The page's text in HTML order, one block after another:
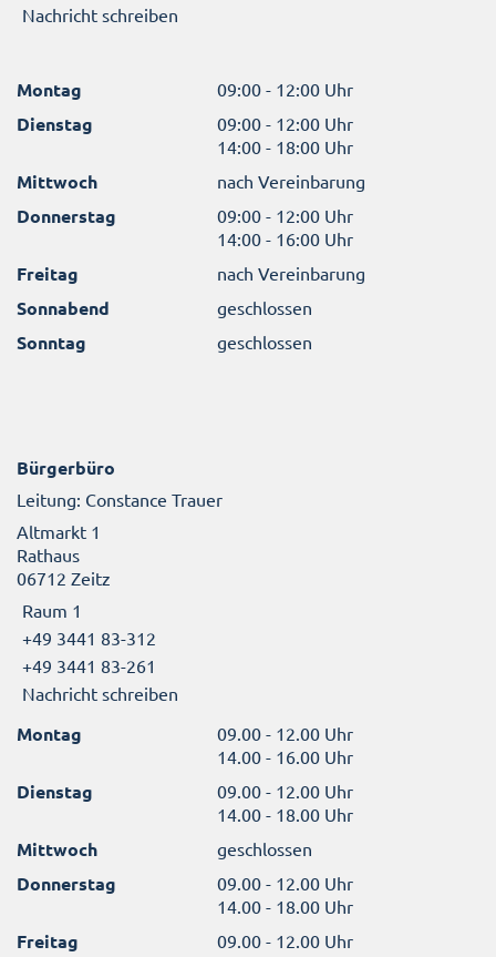
Nachricht schreiben
Montag 09:00 - 12:00 Uhr
Dienstag
09:00 - 12:00 Uhr
14:00 - 18:00 Uhr
Mittwoch nach Vereinbarung
Donnerstag
09:00 - 12:00 Uhr
14:00 - 16:00 Uhr
Freitag nach Vereinbarung
Sonnabend geschlossen
Sonntag geschlossen
Bürgerbüro
Leitung: Constance Trauer
Altmarkt 1
Rathaus
06712 Zeitz
Raum 1
+49 3441 83-312
+49 3441 83-261
Nachricht schreiben
Montag
09.00 - 12.00 Uhr
14.00 - 16.00 Uhr
Dienstag
09.00 - 12.00 Uhr
14.00 - 18.00 Uhr
Mittwoch geschlossen
Donnerstag
09.00 - 12.00 Uhr
14.00 - 18.00 Uhr
Freitag 09.00 - 12.00 Uhr